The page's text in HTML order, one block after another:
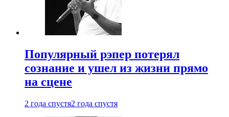
Популярный рэпер потерял
сознание и ушел из жизни прямо
на сцене
2 года спустя2 года спустя